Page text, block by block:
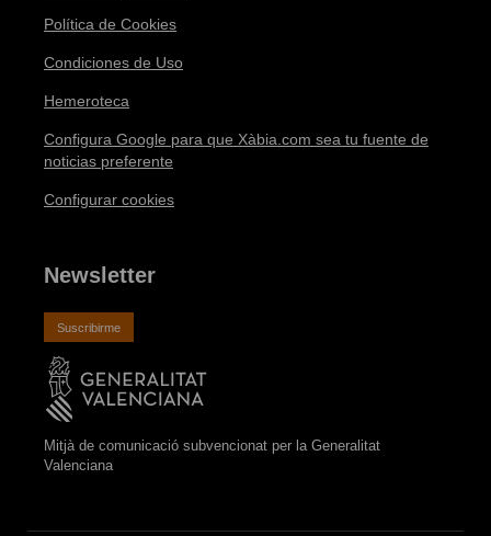
Política de Cookies
Condiciones de Uso
Hemeroteca
Configura Google para que Xàbia.com sea tu fuente de
noticias preferente
Configurar cookies
Newsletter
Suscribirme
Mitjà de comunicació subvencionat per la Generalitat
Valenciana